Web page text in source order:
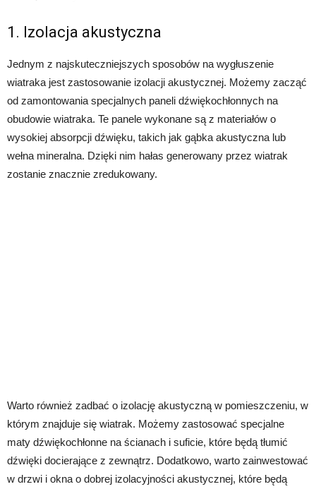
1. Izolacja akustyczna
Jednym z najskuteczniejszych sposobów na wygłuszenie
wiatraka jest zastosowanie izolacji akustycznej. Możemy zacząć
od zamontowania specjalnych paneli dźwiękochłonnych na
obudowie wiatraka. Te panele wykonane są z materiałów o
wysokiej absorpcji dźwięku, takich jak gąbka akustyczna lub
wełna mineralna. Dzięki nim hałas generowany przez wiatrak
zostanie znacznie zredukowany.
Warto również zadbać o izolację akustyczną w pomieszczeniu, w
którym znajduje się wiatrak. Możemy zastosować specjalne
maty dźwiękochłonne na ścianach i suficie, które będą tłumić
dźwięki docierające z zewnątrz. Dodatkowo, warto zainwestować
w drzwi i okna o dobrej izolacyjności akustycznej, które będą